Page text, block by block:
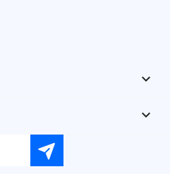

